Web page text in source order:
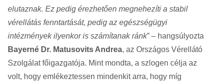
elutaznak. Ez pedig érezhetően megnehezíti a stabil
vérellátás fenntartását, pedig az egészségügyi
intézmények ilyenkor is számítanak ránk” – hangsúlyozta
Bayerné Dr. Matusovits Andrea, az Országos Vérellátó
Szolgálat főigazgatója. Mint mondta, a szlogen célja az
volt, hogy emlékeztessen mindenkit arra, hogy míg